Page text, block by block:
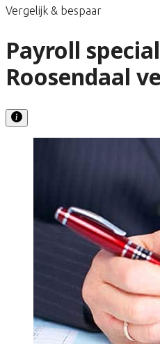
Vergelijk & bespaar
Payroll
Roosendaal